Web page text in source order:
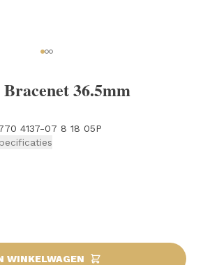
36.5mm
4137-07 8 18 05P
WINKELWAGEN